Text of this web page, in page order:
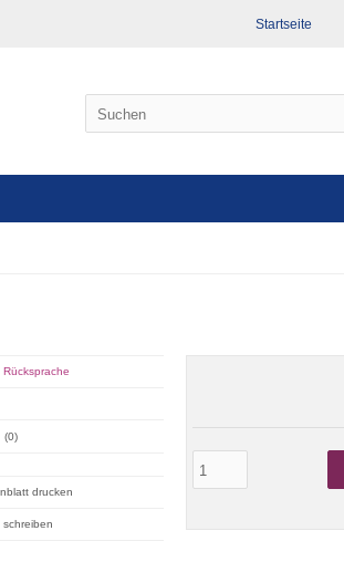
Startseite
Rücksprache
(0)
drucken
schreiben